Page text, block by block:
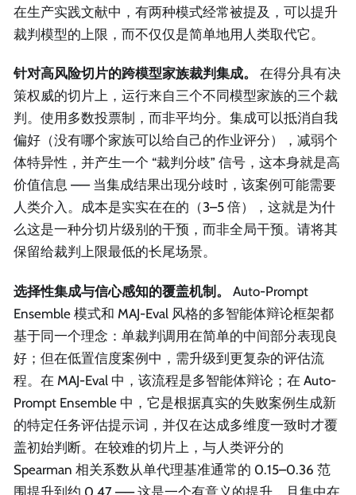
在生产实践文献中，有两种模式经常被提及，可以提升
裁判模型的上限，而不仅仅是简单地用人类取代它。
针对高风险切片的跨模型家族裁判集成。
在得分具有决
策权威的切片上，运行来自三个不同模型家族的三个裁
判。使用多数投票制，而非平均分。集成可以抵消自我
偏好（没有哪个家族可以给自己的作业评分），减弱个
体特异性，并产生一个 “裁判分歧” 信号，这本身就是高
价值信息 —— 当集成结果出现分歧时，该案例可能需要
人类介入。成本是实实在在的（3–5 倍），这就是为什
么这是一种分切片级别的干预，而非全局干预。请将其
保留给裁判上限最低的长尾场景。
选择性集成与信心感知的覆盖机制。
Auto-Prompt
Ensemble 模式和 MAJ-Eval 风格的多智能体辩论框架都
基于同一个理念：单裁判调用在简单的中间部分表现良
好；但在低置信度案例中，需升级到更复杂的评估流
程。在 MAJ-Eval 中，该流程是多智能体辩论；在 Auto-
Prompt Ensemble 中，它是根据真实的失败案例生成新
的特定任务评估提示词，并仅在达成多维度一致时才覆
盖初始判断。在较难的切片上，与人类评分的
Spearman 相关系数从单代理基准通常的 0.15–0.36 范
围提升到约 0.47 —— 这是一个有意义的提升，且集中在